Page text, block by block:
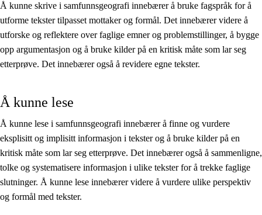
Å kunne skrive i samfunnsgeografi innebærer å bruke fagspråk for å
utforme tekster tilpasset mottaker og formål. Det innebærer videre å
utforske og reflektere over faglige emner og problemstillinger, å bygge
opp argumentasjon og å bruke kilder på en kritisk måte som lar seg
etterprøve. Det innebærer også å revidere egne tekster.
Å kunne lese
Å kunne lese i samfunnsgeografi innebærer å finne og vurdere
eksplisitt og implisitt informasjon i tekster og å bruke kilder på en
kritisk måte som lar seg etterprøve. Det innebærer også å sammenligne,
tolke og systematisere informasjon i ulike tekster for å trekke faglige
slutninger. Å kunne lese innebærer videre å vurdere ulike perspektiv
og formål med tekster.